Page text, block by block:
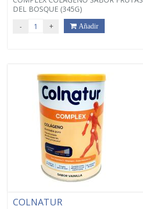
DEL BOSQUE (345G)
- + Añadir
COLNATUR